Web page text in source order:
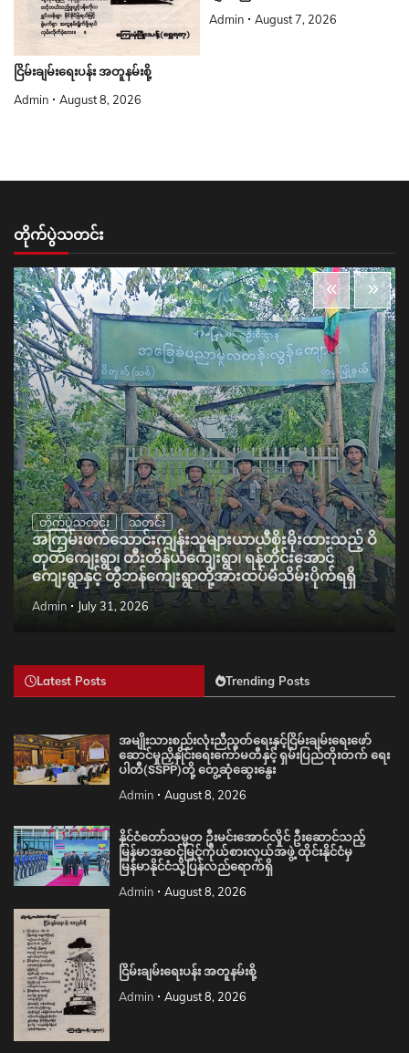
ငြိမ်းချမ်းရေးပန်း အတူနမ်းစို့
Admin August 8, 2026
Admin August 7, 2026
တိုက်ပွဲသတင်း
တိုက်ပွဲသတင်း သတင်း
အကြမ်းဖက်သောင်းကျန်းသူများယာယီစိုးမိုးထားသည့် ဝိ
တုတ်ကျေးရွာ၊ တီးတိန်ယံကျေးရွာ၊ ရန်တိုင်းအောင်
ကျေးရွာနှင့် တွီဘန်ကျေးရွာတို့အားထပ်မံသိမ်းပိုက်ရရှိ
Admin July 31, 2026
Latest Posts Trending Posts
အမျိုးသားစည်းလုံးညီညွတ်ရေးနှင့်ငြိမ်းချမ်းရေးဖော်
ဆောင်မှုညှိနှိုင်းရေးကော်မတီနှင့် ရှမ်းပြည်တိုးတက် ရေး
ပါတီ(SSPP)တို့ တွေ့ဆုံဆွေးနွေး
Admin August 8, 2026
နိုင်ငံတော်သမ္မတ ဦးမင်းအောင်လှိုင် ဦးဆောင်သည့်
မြန်မာအဆင့်မြင့်ကိုယ်စားလှယ်အဖွဲ့ ထိုင်းနိုင်ငံမှ
မြန်မာနိုင်ငံသို့ပြန်လည်ရောက်ရှိ
Admin August 8, 2026
ငြိမ်းချမ်းရေးပန်း အတူနမ်းစို့
Admin August 8, 2026